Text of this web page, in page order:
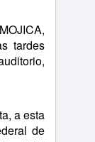
tardes
a esta
de